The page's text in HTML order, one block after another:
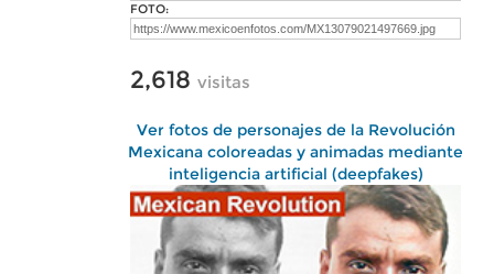
FOTO:
2,618 visitas
Ver fotos de personajes de la Revolución
Mexicana coloreadas y animadas mediante
inteligencia artificial (deepfakes)